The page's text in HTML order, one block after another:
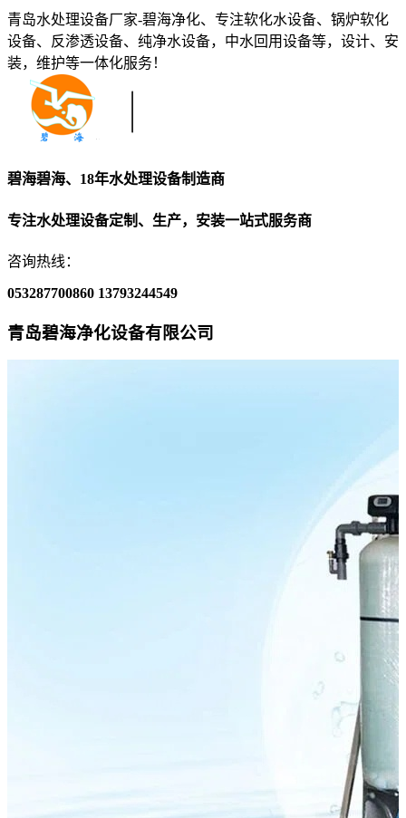
青岛水处理设备厂家-碧海净化、专注软化水设备、锅炉软化
设备、反渗透设备、纯净水设备，中水回用设备等，设计、安
装，维护等一体化服务！
碧海碧海、18年水处理设备制造商
专注水处理设备定制、生产，安装一站式服务商
咨询热线：
053287700860 13793244549
青岛碧海净化设备有限公司